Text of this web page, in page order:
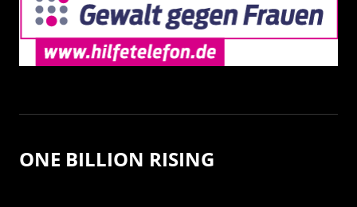
ONE BILLION RISING